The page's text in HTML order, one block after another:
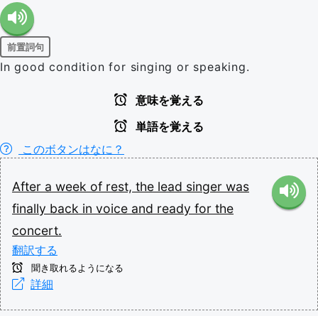
前置詞句
In good condition for singing or speaking.
意味を覚える
単語を覚える
このボタンはなに？
After a week of rest, the lead singer was
finally back in voice and ready for the
concert.
翻訳する
聞き取れるようになる
詳細